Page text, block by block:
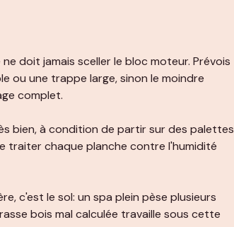
doit jamais sceller le bloc moteur. Prévois
ou une trappe large, sinon le moindre
complet.
bien, à condition de partir sur des palettes
traiter chaque planche contre l'humidité
c'est le sol: un spa plein pèse plusieurs
bois mal calculée travaille sous cette